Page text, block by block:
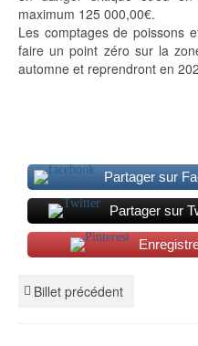
maximum 125 000,00€.
Les comptages de poissons
faire un point zéro sur la
automne et reprendront en
Partager sur
Partager sur
Billet précédent